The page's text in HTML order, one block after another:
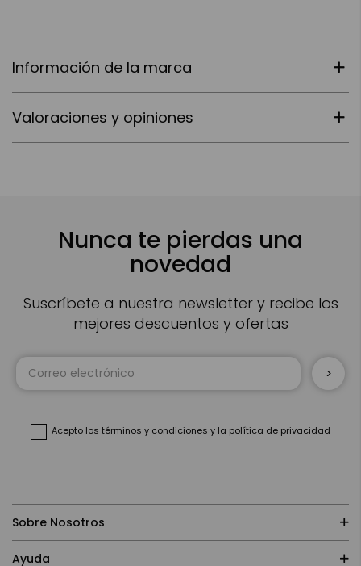
Información de la marca
Valoraciones y opiniones
Nunca te pierdas una
novedad
Suscríbete a nuestra newsletter y recibe los
mejores descuentos y ofertas
Inscríbase
Acepto los términos y condiciones y la política de privacidad
Sobre Nosotros
Ayuda